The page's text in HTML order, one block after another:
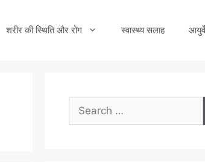
शरीर की स्थिति और रोग स्वास्थ्य सलाह
Search
for: